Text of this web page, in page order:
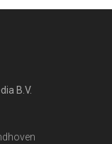
B.V.